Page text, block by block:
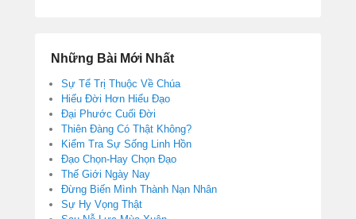
Những Bài Mới Nhất
Sự Tể Trị Thuộc Về Chúa
Hiểu Đời Hơn Hiểu Đạo
Đại Phước Cuối Đời
Thiên Đàng Có Thật Không?
Kiểm Tra Sự Sống Linh Hồn
Đạo Chọn-Hay Chọn Đạo
Thế Giới Ngày Nay
Đừng Biến Mình Thành Nạn Nhân
Sự Hy Vọng Thật